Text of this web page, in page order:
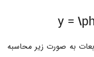
y =
به صورت زیر محاسبه